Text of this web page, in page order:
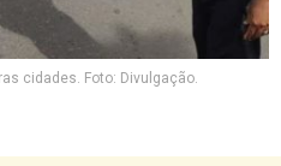
cidades. Foto: Divulgação.